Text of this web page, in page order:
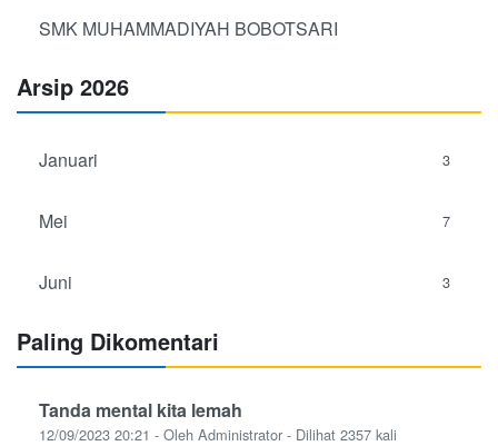
SMK MUHAMMADIYAH BOBOTSARI
Arsip 2026
Januari 3
Mei 7
Juni 3
Paling Dikomentari
Tanda mental kita lemah
12/09/2023 20:21 - Oleh Administrator - Dilihat 2357 kali